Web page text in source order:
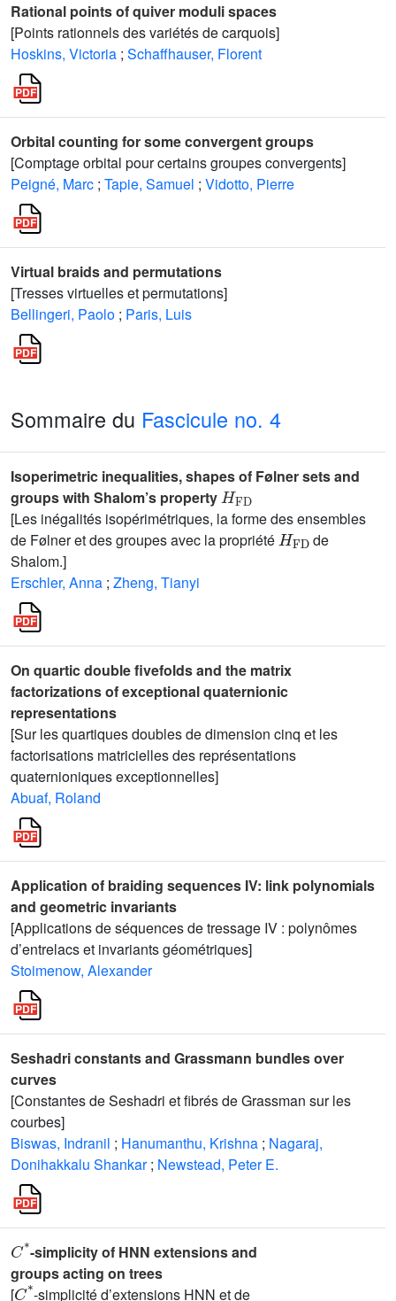
Rational points of quiver moduli spaces
[Points rationnels des variétés de carquois]
Hoskins, Victoria ; Schaffhauser, Florent
Orbital counting for some convergent groups
[Comptage orbital pour certains groupes convergents]
Peigné, Marc ; Tapie, Samuel ; Vidotto, Pierre
Virtual braids and permutations
[Tresses virtuelles et permutations]
Bellingeri, Paolo ; Paris, Luis
Sommaire du Fascicule no. 4
Isoperimetric inequalities, shapes of Følner sets and
groups with Shalom’s property
HFD
[Les inégalités isopérimétriques, la forme des ensembles
de Følner et des groupes avec la propriété
HFD
de
Shalom.]
Erschler, Anna ; Zheng, Tianyi
On quartic double fivefolds and the matrix
factorizations of exceptional quaternionic
representations
[Sur les quartiques doubles de dimension cinq et les
factorisations matricielles des représentations
quaternioniques exceptionnelles]
Abuaf, Roland
Application of braiding sequences IV: link polynomials
and geometric invariants
[Applications de séquences de tressage IV : polynômes
d’entrelacs et invariants géométriques]
Stoimenow, Alexander
Seshadri constants and Grassmann bundles over
curves
[Constantes de Seshadri et fibrés de Grassman sur les
courbes]
Biswas, Indranil ; Hanumanthu, Krishna ; Nagaraj,
Donihakkalu Shankar ; Newstead, Peter E.
*
-simplicity of HNN extensions and
groups acting on trees
[
C*
-simplicité d’extensions HNN et de